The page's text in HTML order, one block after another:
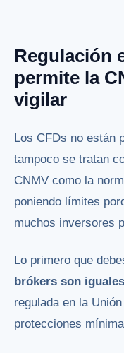
Regulación
permite la
vigilar
Los CFDs no están
tampoco se tratan
CNMV como la
poniendo límites
muchos inversores
Lo primero que
brókers son iguales
regulada en la
protecciones